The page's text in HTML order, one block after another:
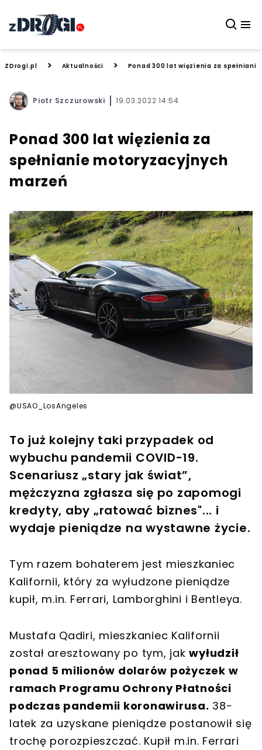
ZDrogi.pl > Aktualności > Ponad 300 lat więzienia za
Piotr Szczurowski 19.03.2022 14:54
Ponad 300 lat więzienia za
spełnianie motoryzacyjnych
marzeń
@USAO_LosAngeles
To już kolejny taki przypadek od
wybuchu pandemii COVID-19.
Scenariusz „stary jak świat”,
mężczyzna zgłasza się po zapomogi
kredyty, aby „ratować biznes"... i
wydaje pieniądze na wystawne życie.
Tym razem bohaterem jest mieszkaniec
Kalifornii, który za wyłudzone pieniądze
kupił, m.in. Ferrari, Lamborghini i Bentleya.
Mustafa Qadiri, mieszkaniec Kalifornii
został aresztowany po tym, jakwyłudził
ponad 5 milionów dolarów pożyczek w
ramach Programu Ochrony Płatności
podczas pandemii koronawirusa. 38-
latek za uzyskane pieniądze postanowił się
trochę porozpieszczać. Kupił m.in. Ferrari